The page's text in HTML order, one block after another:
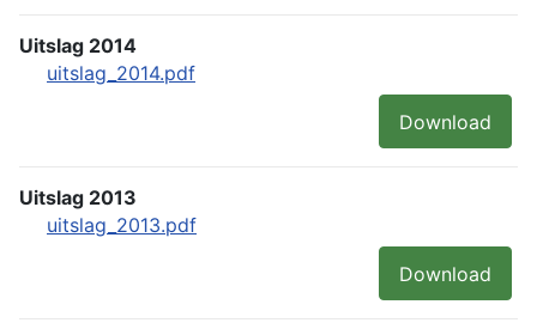
Uitslag 2014
uitslag_2014.pdf
Download
Uitslag 2013
uitslag_2013.pdf
Download